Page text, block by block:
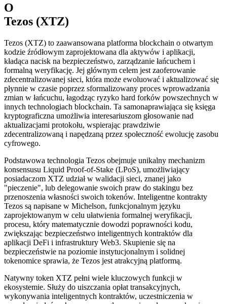
O
Tezos (XTZ)
Tezos (XTZ) to zaawansowana platforma blockchain o otwartym
kodzie źródłowym zaprojektowana dla aktywów i aplikacji,
kładąca nacisk na bezpieczeństwo, zarządzanie łańcuchem i
formalną weryfikację. Jej głównym celem jest zaoferowanie
zdecentralizowanej sieci, która może ewoluować i aktualizować się
płynnie w czasie poprzez sformalizowany proces wprowadzania
zmian w łańcuchu, łagodząc ryzyko hard forków powszechnych w
innych technologiach blockchain. Ta samonaprawiająca się księga
kryptograficzna umożliwia interesariuszom głosowanie nad
aktualizacjami protokołu, wspierając prawdziwie
zdecentralizowaną i napędzaną przez społeczność ewolucję zasobu
cyfrowego.
Podstawowa technologia Tezos obejmuje unikalny mechanizm
konsensusu Liquid Proof-of-Stake (LPoS), umożliwiający
posiadaczom XTZ udział w walidacji sieci, znanej jako
"pieczenie", lub delegowanie swoich praw do stakingu bez
przenoszenia własności swoich tokenów. Inteligentne kontrakty
Tezos są napisane w Michelson, funkcjonalnym języku
zaprojektowanym w celu ułatwienia formalnej weryfikacji,
procesu, który matematycznie dowodzi poprawności kodu,
zwiększając bezpieczeństwo inteligentnych kontraktów dla
aplikacji DeFi i infrastruktury Web3. Skupienie się na
bezpieczeństwie na poziomie instytucjonalnym i solidnej
tokenomice sprawia, że Tezos jest atrakcyjną platformą.
Natywny token XTZ pełni wiele kluczowych funkcji w
ekosystemie. Służy do uiszczania opłat transakcyjnych,
wykonywania inteligentnych kontraktów, uczestniczenia w